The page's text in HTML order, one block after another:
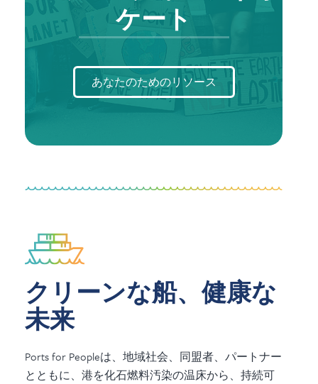
ケート
あなたのためのリソース
クリーンな船、健康な
未来
Ports for Peopleは、地域社会、同盟者、パートナー
とともに、港を化石燃料汚染の温床から、持続可